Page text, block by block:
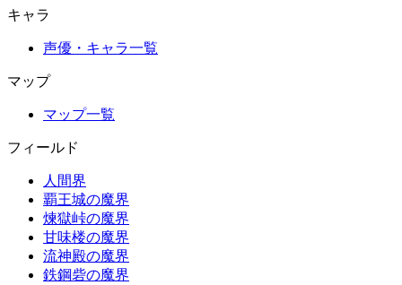
キャラ
声優・キャラ一覧
マップ
マップ一覧
フィールド
人間界
覇王城の魔界
煉獄峠の魔界
甘味楼の魔界
流神殿の魔界
鉄鋼砦の魔界